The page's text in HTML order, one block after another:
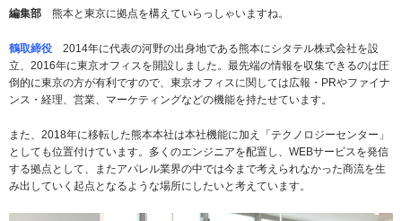
編集部 熊本と東京に拠点を構えていらっしゃいますね。
鶴取締役 2014年に代表の河野の出身地である熊本にシタテル株式会社を設
立、2016年に東京オフィスを開設しました。最先端の情報を収集できるのは圧
倒的に東京の方が有利ですので、東京オフィスに関しては広報・PRやファイナ
ンス・経理、営業、マーケティングなどの機能を持たせています。
また、2018年に移転した熊本本社は本社機能に加え「テクノロジーセンター」
としても位置付けています。多くのエンジニアを配置し、WEBサービスを発信
する拠点として、またアパレル業界の中では今まで考えられなかった商流を生
み出していく起点となるような場所にしたいと考えています。